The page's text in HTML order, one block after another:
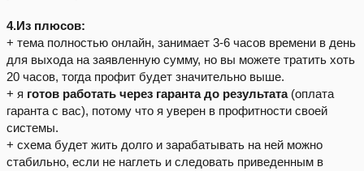
4.Из плюсов:
+ тема полностью онлайн, занимает 3-6 часов времени в день
для выхода на заявленную сумму, но вы можете тратить хоть
20 часов, тогда профит будет значительно выше.
+ я готов работать через гаранта до результата (оплата
гаранта с вас), потому что я уверен в профитности своей
системы.
+ схема будет жить долго и зарабатывать на ней можно
стабильно, если не наглеть и следовать приведенным в